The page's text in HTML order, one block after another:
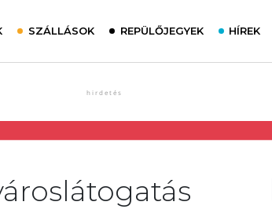
SZÁLLÁSOK REPÜLŐJEGYEK HÍREK